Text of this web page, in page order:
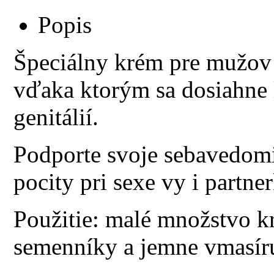
Popis
Špeciálny krém pre
vďaka ktorým sa
genitálií.
Podporte svoje
pocity pri sexe vy i
Použitie: malé množstvo
semenníky a jemne